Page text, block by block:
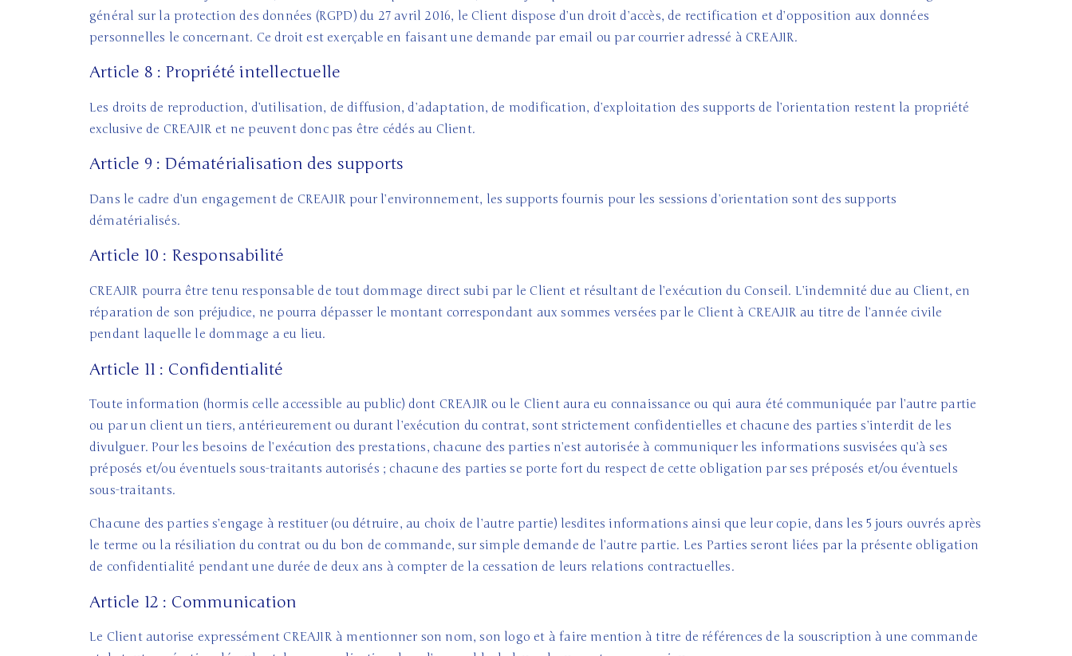
général sur la protection des données (RGPD) du 27 avril 2016, le Client dispose d’un droit d’accès, de rectification et d’opposition aux données
personnelles le concernant. Ce droit est exerçable en faisant une demande par email ou par courrier adressé à CREAJIR.
Article 8 : Propriété intellectuelle
Les droits de reproduction, d’utilisation, de diffusion, d’adaptation, de modification, d’exploitation des supports de l’orientation restent la propriété
exclusive de CREAJIR et ne peuvent donc pas être cédés au Client.
Article 9 : Dématérialisation des supports
Dans le cadre d’un engagement de CREAJIR pour l’environnement, les supports fournis pour les sessions d’orientation sont des supports
dématérialisés.
Article 10 : Responsabilité
CREAJIR pourra être tenu responsable de tout dommage direct subi par le Client et résultant de l’exécution du Conseil. L’indemnité due au Client, en
réparation de son préjudice, ne pourra dépasser le montant correspondant aux sommes versées par le Client à CREAJIR au titre de l’année civile
pendant laquelle le dommage a eu lieu.
Article 11 : Confidentialité
Toute information (hormis celle accessible au public) dont CREAJIR ou le Client aura eu connaissance ou qui aura été communiquée par l’autre partie
ou par un client un tiers, antérieurement ou durant l’exécution du contrat, sont strictement confidentielles et chacune des parties s’interdit de les
divulguer. Pour les besoins de l’exécution des prestations, chacune des parties n’est autorisée à communiquer les informations susvisées qu’à ses
préposés et/ou éventuels sous-traitants autorisés ; chacune des parties se porte fort du respect de cette obligation par ses préposés et/ou éventuels
sous-traitants.
Chacune des parties s’engage à restituer (ou détruire, au choix de l’autre partie) lesdites informations ainsi que leur copie, dans les 5 jours ouvrés après
le terme ou la résiliation du contrat ou du bon de commande, sur simple demande de l’autre partie. Les Parties seront liées par la présente obligation
de confidentialité pendant une durée de deux ans à compter de la cessation de leurs relations contractuelles.
Article 12 : Communication
Le Client autorise expressément CREAJIR à mentionner son nom, son logo et à faire mention à titre de références de la souscription à une commande